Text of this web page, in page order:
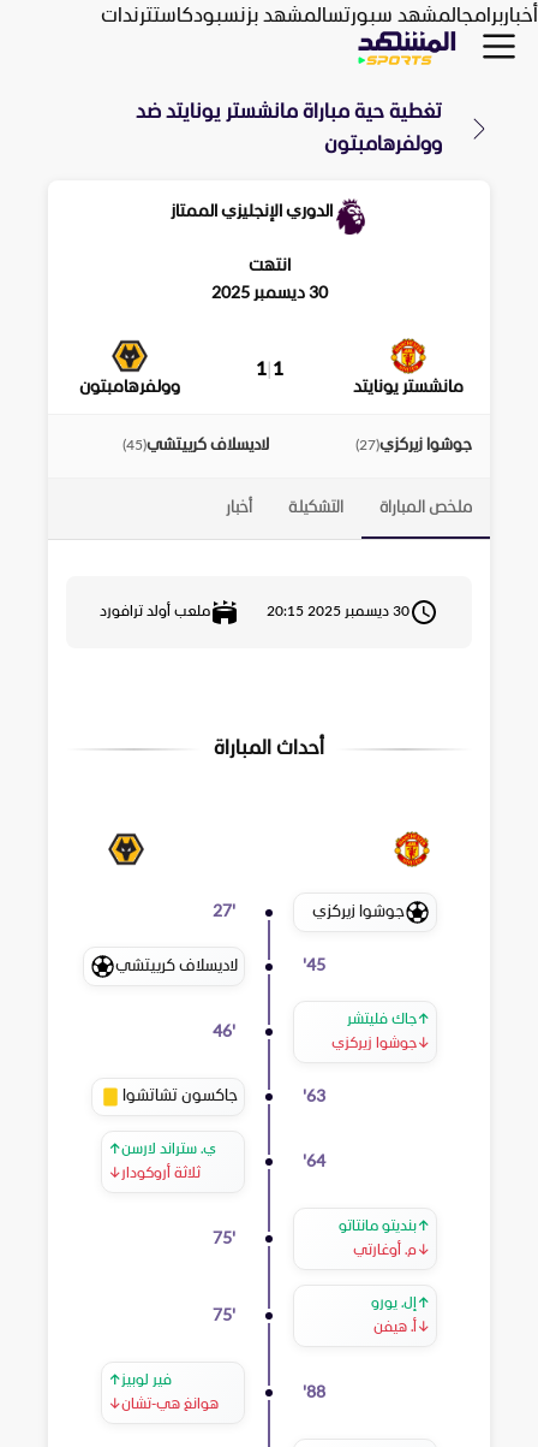
أخباربرامجالمشهد سبورتسالمشهد بزنسبودكاستترندات
تغطية حية مباراة مانشستر يونايتد ضد
وولفرهامبتون
الدوري الإنجليزي الممتاز
انتهت
30 ديسمبر 2025
مانشستر يونايتد
1
|
1
وولفرهامبتون
جوشوا زيركزي(
27
) لاديسلاف كرييتشي(
45
)
ملخص المباراة التشكيلة أخبار
30 ديسمبر 2025 20:15 ملعب أولد ترافورد
أحداث المباراة
جوشوا زيركزي 27'
45
' لاديسلاف كرييتشي
↑جاك فليتشر
↓جوشوا زيركزي
46'
63
' جاكسون تشاتشوا
64
'
↑ي. ستراند لارسن
↓ثلاثة أروكودار
↑بنديتو مانتاتو
↓م. أوغارتي
75'
↑ إل. يورو
↓ أ. هيفن
75'
88
'
↑فير لوبيز
↓هوانغ هي-تشان